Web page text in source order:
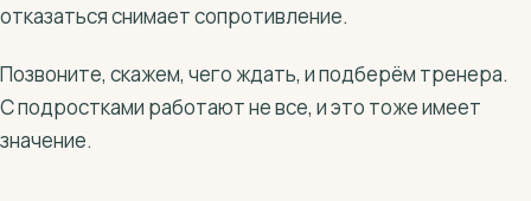
отказаться снимает сопротивление.
Позвоните, скажем, чего ждать, и подберём тренера.
С подростками работают не все, и это тоже имеет
значение.